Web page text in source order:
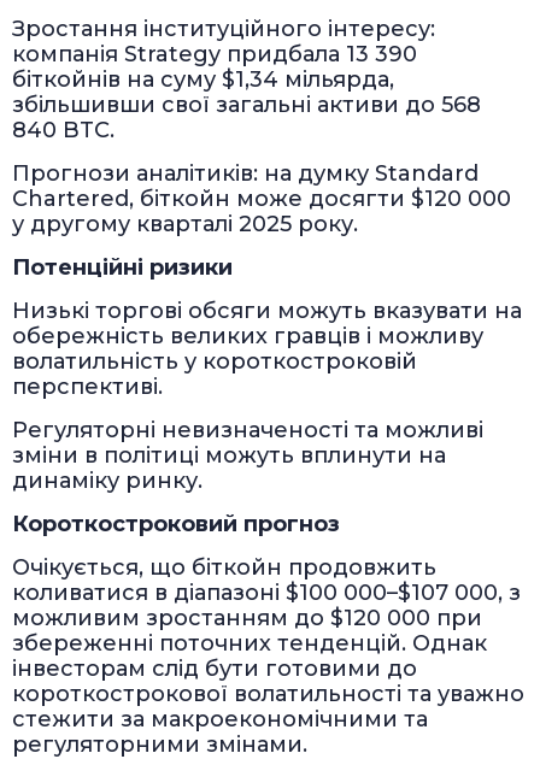
Зростання інституційного інтересу:
компанія Strategy придбала 13 390
біткойнів на суму $1,34 мільярда,
збільшивши свої загальні активи до 568
840 BTC.
Прогнози аналітиків: на думку Standard
Chartered, біткойн може досягти $120 000
у другому кварталі 2025 року.
Потенційні ризики
Низькі торгові обсяги можуть вказувати на
обережність великих гравців і можливу
волатильність у короткостроковій
перспективі.
Регуляторні невизначеності та можливі
зміни в політиці можуть вплинути на
динаміку ринку.
Короткостроковий прогноз
Очікується, що біткойн продовжить
коливатися в діапазоні $100 000–$107 000, з
можливим зростанням до $120 000 при
збереженні поточних тенденцій. Однак
інвесторам слід бути готовими до
короткострокової волатильності та уважно
стежити за макроекономічними та
регуляторними змінами.